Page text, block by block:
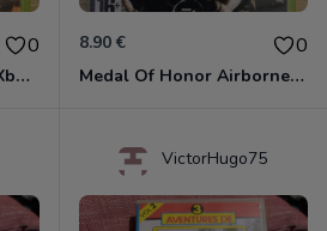
0
Front Mission Evolved Xbox 360
8.90 € 0
Medal Of Honor Airborne Xbox 360
VictorHugo75